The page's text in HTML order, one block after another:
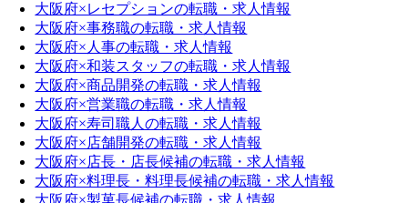
大阪府×レセプションの転職・求人情報
大阪府×事務職の転職・求人情報
大阪府×人事の転職・求人情報
大阪府×和装スタッフの転職・求人情報
大阪府×商品開発の転職・求人情報
大阪府×営業職の転職・求人情報
大阪府×寿司職人の転職・求人情報
大阪府×店舗開発の転職・求人情報
大阪府×店長・店長候補の転職・求人情報
大阪府×料理長・料理長候補の転職・求人情報
大阪府×製菓長候補の転職・求人情報